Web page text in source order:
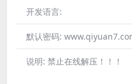
开发语言:
默认密码:
说明: 禁止在线解压！！！